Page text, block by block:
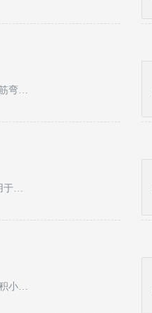
无论是建筑工地还是铁路建设，钢筋是不可或缺的材料，所以这时候就需要钢筋弯曲机来进行钢筋必要的弯曲，传统的弯曲机体积大，不便移动，新研发生产的手握式钢筋弯曲机缩小了外形，减轻了重量，一人即可完成钢筋弯曲过程，一体式的手握式钢筋弯曲机比分体式的钢筋弯曲机更加的便利，适用于高层作业和桥梁等场所使用。
液压钢筋切割机快速剪断效果仅需3秒完成一次切断钢筋操作，多种型号可适用于不同直径大小的钢筋切断。
杰拓机电生产的手持式钢筋弯曲机重量轻，手提式钢筋弯曲调直一体机仪器体积小重量轻，移动方便，在弯曲或调直桩头钢筋、钢筋笼钢筋、高层建筑顶部钢筋、剪力墙封顶、楼房封顶、公路、铁路、桥梁、地基桩基机各种修建物骨架中的钢筋折弯中使用非常广泛。并且效率高，大量节省人工，弯曲精度高合格率高到98%。